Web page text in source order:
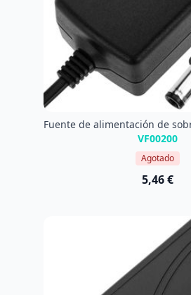
Fuente de alimentación de
VF00200
Agotado
5,46 €